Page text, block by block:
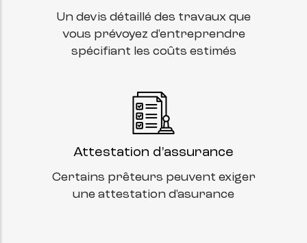
Un devis détaillé des travaux que
vous prévoyez d'entreprendre
spécifiant les coûts estimés
Attestation d'assurance
Certains prêteurs peuvent exiger
une attestation d'asurance